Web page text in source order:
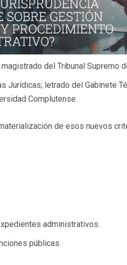
del Tribunal Supremo
Jurídicas; letrado del Gabinete
Complutense.
de esos nuevos
administrativos.
públicas.